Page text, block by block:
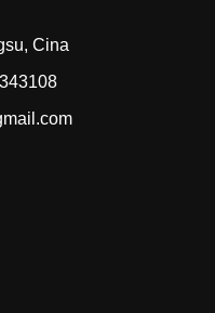
Cina